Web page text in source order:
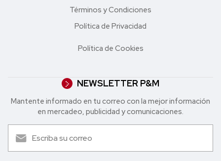
Términos y Condiciones
Política de Privacidad
Política de Cookies
NEWSLETTER P&M
Mantente informado en tu correo con la mejor in formación
en mercadeo, publicidad y comunicaciones.